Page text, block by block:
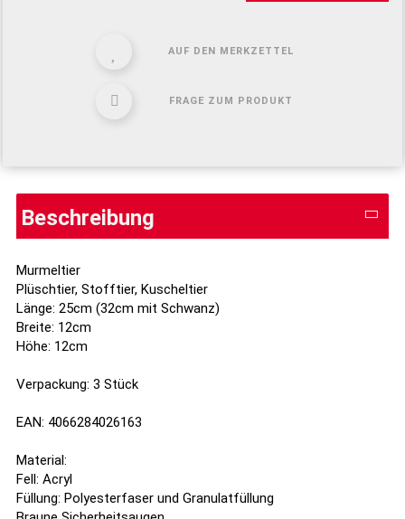
AUF DEN MERKZETTEL
FRAGE ZUM PRODUKT
Beschreibung
Murmeltier
Plüschtier, Stofftier, Kuscheltier
Länge: 25cm (32cm mit Schwanz)
Breite: 12cm
Höhe: 12cm
Verpackung: 3 Stück
EAN: 4066284026163
Material:
Fell: Acryl
Füllung: Polyesterfaser und Granulatfüllung